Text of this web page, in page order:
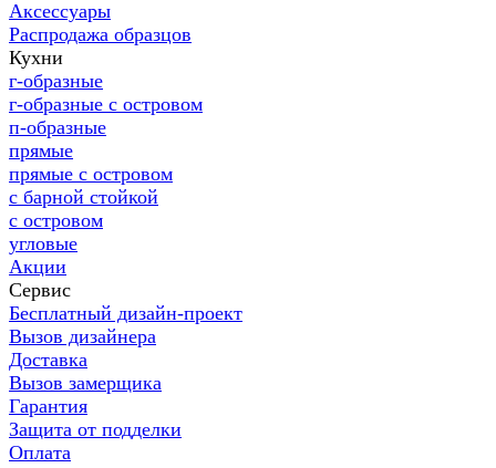
Аксессуары
Распродажа образцов
Кухни
г-образные
г-образные с островом
п-образные
прямые
прямые с островом
с барной стойкой
с островом
угловые
Акции
Сервис
Бесплатный дизайн-проект
Вызов дизайнера
Доставка
Вызов замерщика
Гарантия
Защита от подделки
Оплата